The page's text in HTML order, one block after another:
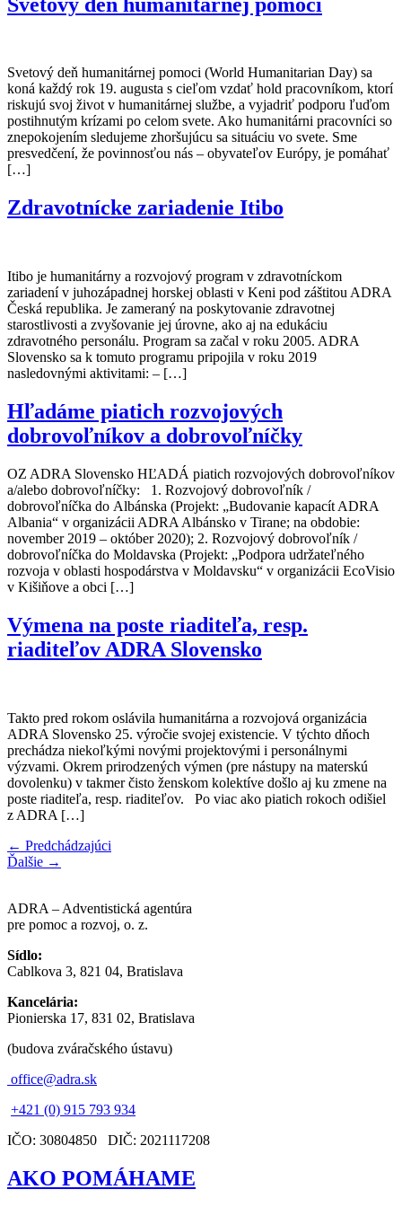
Svetový deň humanitárnej pomoci (World Humanitarian Day) sa
koná každý rok 19. augusta s cieľom vzdať hold pracovníkom, ktorí
riskujú svoj život v humanitárnej službe, a vyjadriť podporu ľuďom
postihnutým krízami po celom svete. Ako humanitárni pracovníci so
znepokojením sledujeme zhoršujúcu sa situáciu vo svete. Sme
presvedčení, že povinnosťou nás – obyvateľov Európy, je pomáhať
[…]
Zdravotnícke zariadenie Itibo
Itibo je humanitárny a rozvojový program v zdravotníckom
zariadení v juhozápadnej horskej oblasti v Keni pod záštitou ADRA
Česká republika. Je zameraný na poskytovanie zdravotnej
starostlivosti a zvyšovanie jej úrovne, ako aj na edukáciu
zdravotného personálu. Program sa začal v roku 2005. ADRA
Slovensko sa k tomuto programu pripojila v roku 2019
nasledovnými aktivitami: – […]
Hľadáme piatich rozvojových
dobrovoľníkov a dobrovoľníčky
OZ ADRA Slovensko HĽADÁ piatich rozvojových dobrovoľníkov
a/alebo dobrovoľníčky: 1. Rozvojový dobrovoľník /
dobrovoľníčka do Albánska (Projekt: „Budovanie kapacít ADRA
Albania“ v organizácii ADRA Albánsko v Tirane; na obdobie:
november 2019 – október 2020); 2. Rozvojový dobrovoľník /
dobrovoľníčka do Moldavska (Projekt: „Podpora udržateľného
rozvoja v oblasti hospodárstva v Moldavsku“ v organizácii EcoVisio
v Kišiňove a obci […]
Výmena na poste riaditeľa, resp.
riaditeľov ADRA Slovensko
Takto pred rokom oslávila humanitárna a rozvojová organizácia
ADRA Slovensko 25. výročie svojej existencie. V týchto dňoch
prechádza niekoľkými novými projektovými i personálnymi
výzvami. Okrem prirodzených výmen (pre nástupy na materskú
dovolenku) v takmer čisto ženskom kolektíve došlo aj ku zmene na
poste riaditeľa, resp. riaditeľov. Po viac ako piatich rokoch odišiel
z ADRA […]
← Predchádzajúci
Ďalšie →
ADRA – Adventistická agentúra
pre pomoc a rozvoj, o. z.
Sídlo:
Cablkova 3, 821 04, Bratislava
Kancelária:
Pionierska 17, 831 02, Bratislava
(budova zváračského ústavu)
office@adra.sk
+421 (0) 915 793 934
IČO: 30804850 DIČ: 2021117208
AKO POMÁHAME